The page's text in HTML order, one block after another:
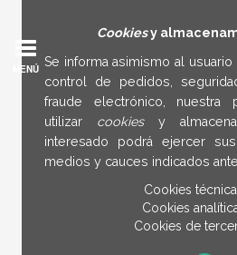
Cookiesy
Se informa asimismo al
control de pedidos,
fraude electrónico, nuestra
utilizar cookies y
interesado podrá ejercer
medios y cauces indicados
Cookies
Cookies
Cookies de
MENÚ